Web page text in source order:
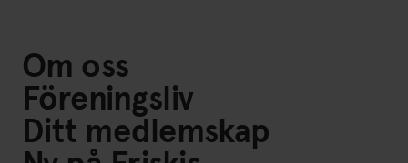
Om oss
Föreningsliv
Ditt medlemskap